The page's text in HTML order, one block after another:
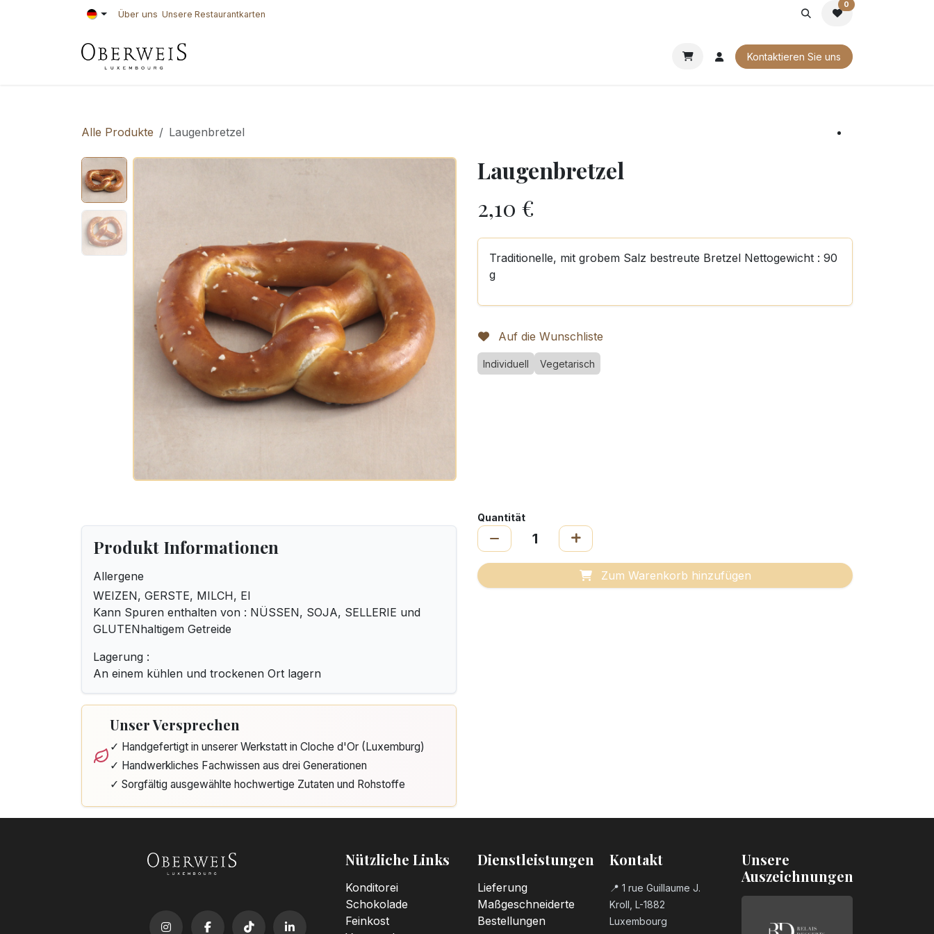
Zum Inhalt springen Über uns Unsere Restaurantkarten
0
FIRMENGESCHENKE UNSERE BROSCHÜREN
Kontaktieren Sie uns
Alle Produkte Laugenbretzel
Laugenbretzel
2,10 €
Traditionelle, mit grobem Salz bestreute Bretzel Nettogewicht : 90
g
Auf die Wunschliste
Individuell Vegetarisch
Produkt Informationen
Allergene
WEIZEN, GERSTE, MILCH, EI
Kann Spuren enthalten von : NÜSSEN, SOJA, SELLERIE und
GLUTENhaltigem Getreide
Lagerung :
An einem kühlen und trockenen Ort lagern
Unser Versprechen
✓ Handgefertigt in unserer Werkstatt in Cloche d'Or (Luxemburg)
✓ Handwerkliches Fachwissen aus drei Generationen
✓ Sorgfältig ausgewählte hochwertige Zutaten und Rohstoffe
Quantität
Zum Warenkorb hinzufügen
Nützliche Links
Konditorei
Schokolade
Feinkost
Dienstleistungen
Lieferung
Maßgeschneiderte
Bestellungen
Kontakt
📍 1 rue Guillaume J.
Kroll, L-1882
Luxembourg
Unsere
Auszeichnungen